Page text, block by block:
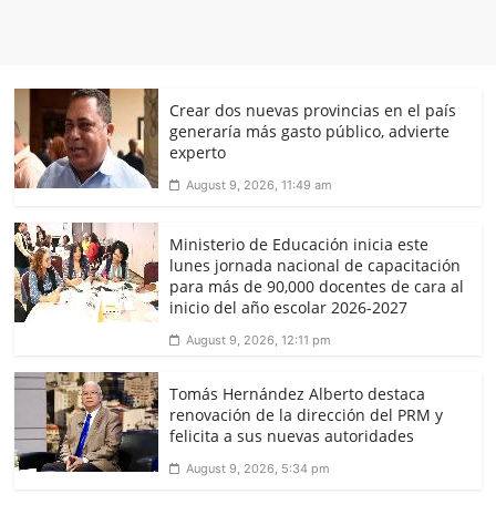
Crear dos nuevas provincias en el país
generaría más gasto público, advierte
experto
August 9, 2026, 11:49 am
Ministerio de Educación inicia este
lunes jornada nacional de capacitación
para más de 90,000 docentes de cara al
inicio del año escolar 2026-2027
August 9, 2026, 12:11 pm
Tomás Hernández Alberto destaca
renovación de la dirección del PRM y
felicita a sus nuevas autoridades
August 9, 2026, 5:34 pm